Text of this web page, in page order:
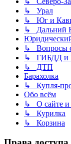
↳ Урал
↳ Юг и
↳ Дальний
↳ Вопросы
↳ ГИБДД и
↳ ДТП
Барахолка
↳ Купля-
Обо всём
↳ О сайте и
↳ Курилка
↳ Корзина